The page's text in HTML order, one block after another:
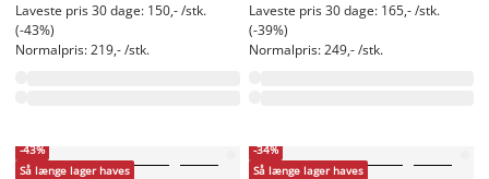
Laveste pris 30 dage: 150,- /stk.
(-43%)
Normalpris: 219,- /stk.
Laveste pris 30 dage: 165,- /stk.
(-39%)
Normalpris: 249,- /stk.
-43%
Så længe lager haves
-34%
Så længe lager haves